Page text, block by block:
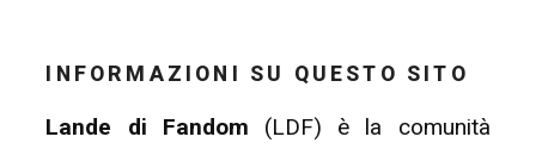
INFORMAZIONI SU QUESTO SITO
Lande di Fandom (LDF) è la comunità